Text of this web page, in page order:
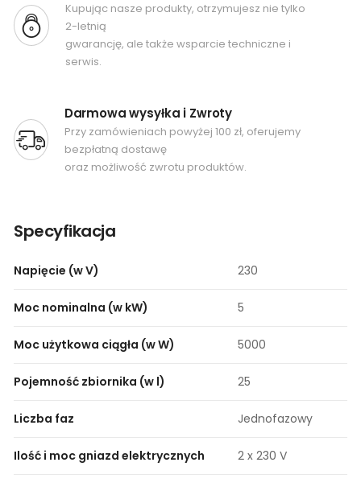
Kupując nasze produkty, otrzymujesz nie tylko
2-letnią
gwarancję, ale także wsparcie techniczne i
serwis.
Darmowa wysyłka i Zwroty
Przy zamówieniach powyżej 100 zł, oferujemy
bezpłatną dostawę
oraz możliwość zwrotu produktów.
Specyfikacja
Napięcie (w V) 230
Moc nominalna (w kW) 5
Moc użytkowa ciągła (w W) 5000
Pojemność zbiornika (w l) 25
Liczba faz Jednofazowy
Ilość i moc gniazd elektrycznych 2 x 230 V